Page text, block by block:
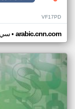
VF17PD
سي• arabic.cnn.com